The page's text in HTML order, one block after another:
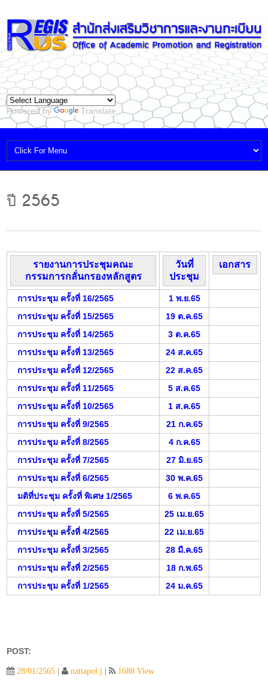
Powered by Translate
ปี 2565
รายงานการประชุมคณะ
กรรมการกลั่นกรองหลักสูตร
วันที่
ประชุม
เอกสาร
การประชุม ครั้งที่ 16/2565
1 พ.ย.65
การประชุม ครั้งที่ 15/2565
19 ต.ค.65
การประชุม ครั้งที่ 14/2565
3 ต.ค.65
การประชุม ครั้งที่ 13/2565
24 ส.ค.65
การประชุม ครั้งที่ 12/2565
22 ส.ค.65
การประชุม ครั้งที่ 11/2565
5 ส.ค.65
การประชุม ครั้งที่ 10/2565
1 ส.ค.65
การประชุม ครั้งที่ 9/2565
21 ก.ค.65
การประชุม ครั้งที่ 8/2565
4 ก.ค.65
การประชุม ครั้งที่ 7/2565
27 มิ.ย.65
การประชุม ครั้งที่ 6/2565
30 พ.ค.65
มติที่ประชุม ครั้งที่ พิเศษ 1/2565
6 พ.ค.65
การประชุม ครั้งที่ 5/2565
25 เม.ย.65
การประชุม ครั้งที่ 4/2565
22 เม.ย.65
การประชุม ครั้งที่ 3/2565
28 มี.ค.65
การประชุม ครั้งที่ 2/2565
18 ก.พ.65
การประชุม ครั้งที่ 1/2565
24 ม.ค.65
POST:
28/01/2565 | nattapol.j | 1688 View